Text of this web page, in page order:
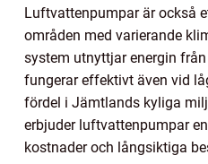
Luftvattenpumpar är också
områden med varierande
system utnyttjar energin
fungerar effektivt även vid
fördel i Jämtlands kyliga
erbjuder luftvattenpumpar
kostnader och långsiktiga